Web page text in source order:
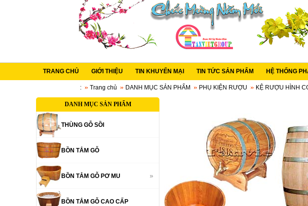
TRANG CHỦ GIỚI THIỆU TIN KHUYẾN MẠI TIN TỨC SẢN PHẨM HỆ THỐNG
: Trang chủ DANH MỤC SẢN PHẨM PHỤ KIỆN RƯỢU KỆ RƯỢU HÌNH
DANH MỤC SẢN PHẨM
THÙNG GỖ SỒI
BỒN TẮM GỖ
BỒN TẮM GỖ PƠ MU
BỒN TẮM GỖ CAO CẤP